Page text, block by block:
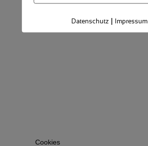
Cookies
Datenschutz | Impressum